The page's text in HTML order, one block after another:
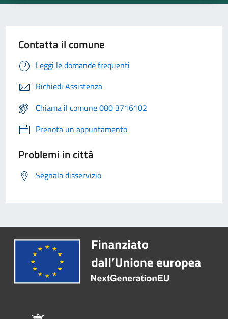
Contatta il comune
Leggi le domande frequenti
Richiedi Assistenza
Chiama il comune 080 3716102
Prenota un appuntamento
Problemi in città
Segnala disservizio